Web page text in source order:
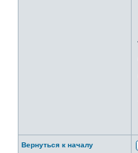
Вернуться к началу